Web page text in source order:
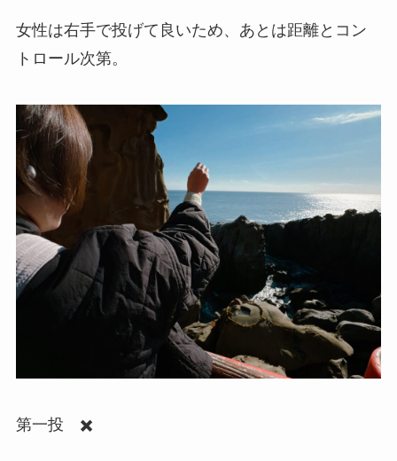
女性は右手で投げて良いため、あとは距離とコン
トロール次第。
第一投 ✖️